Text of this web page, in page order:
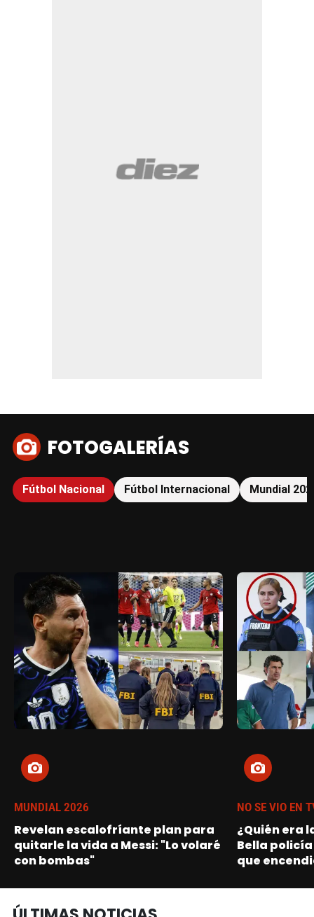
FOTOGALERÍAS
Fútbol Nacional Fútbol Internacional Mundial
MUNDIAL 2026
Revelan escalofríante plan para
quitarle la vida a Messi: "Lo volaré
con bombas"
NO SE VIO EN
¿Quién era
Bella policía
que